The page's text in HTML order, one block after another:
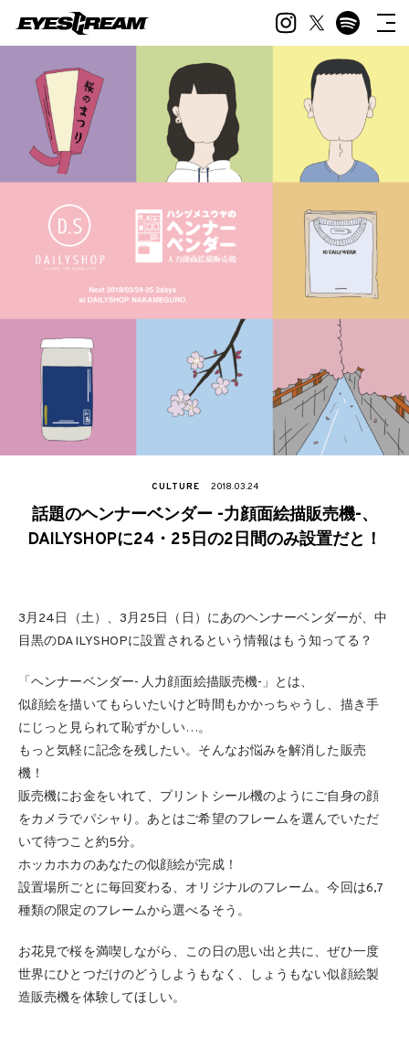
CULTURE 2018.03.24
話題のヘンナーベンダー -力顔面絵描販売機-、
DAILYSHOPに24・25日の2日間のみ設置だと！
3月24日（土）、3月25日（日）にあのヘンナーベンダーが、中
目黒のDAILYSHOPに設置されるという情報はもう知ってる？
「ヘンナーベンダー- 人力顔面絵描販売機-」とは、
似顔絵を描いてもらいたいけど時間もかかっちゃうし、描き手
にじっと見られて恥ずかしい…。
もっと気軽に記念を残したい。そんなお悩みを解消した販売
機！
販売機にお金をいれて、プリントシール機のようにご自身の顔
をカメラでパシャり。あとはご希望のフレームを選んでいただ
いて待つこと約5分。
ホッカホカのあなたの似顔絵が完成！
設置場所ごとに毎回変わる、オリジナルのフレーム。今回は6,7
種類の限定のフレームから選べるそう。
お花見で桜を満喫しながら、この日の思い出と共に、ぜひ一度
世界にひとつだけのどうしようもなく、しょうもない似顔絵製
造販売機を体験してほしい。